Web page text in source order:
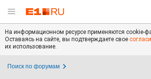
На информационном ресурсе применяются cookie-
Оставаясь на сайте, вы подтверждаете свое
их использование.
Поиск по форумам